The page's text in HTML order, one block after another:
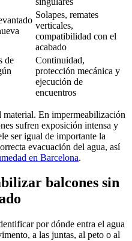
Solapes, remates
verticales,
compatibilidad con el
acabado
de
Continuidad,
protección mecánica y
ejecución de
encuentros
En impermeabilización
sufren exposición intensa y
ser igual de importante la
evacuación del agua, así
en Barcelona.
balcones sin
por dónde entra el agua
a las juntas, al peto o al